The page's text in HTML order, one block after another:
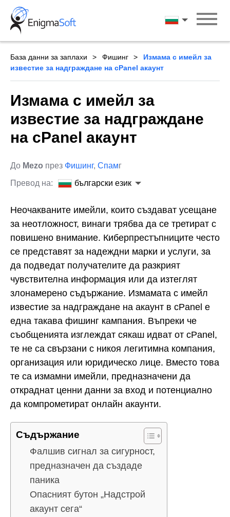
Skip
content
български
База данни за заплахи Фишинг
Измама с имейл за
известие за надграждане на cPanel акаунт
Измама с имейл за
известие за надграждане
на cPanel акаунт
До Mezo през Фишинг, Спамг
Превод на:
български език
Неочакваните имейли, които създават усещане
за неотложност, винаги трябва да се третират с
повишено внимание. Киберпрестъпниците често
се представят за надеждни марки и услуги, за
да подведат получателите да разкрият
чувствителна информация или да изтеглят
злонамерено съдържание. Измамата с имейл
известие за надграждане на акаунт в cPanel е
една такава фишинг кампания. Въпреки че
съобщенията изглеждат сякаш идват от cPanel,
те не са свързани с никоя легитимна компания,
организация или юридическо лице. Вместо това
те са измамни имейли, предназначени да
откраднат ценни данни за вход и потенциално
да компрометират онлайн акаунти.
Съдържание
Фалшив сигнал за сигурност,
предназначен да създаде
паника
Опасният бутон „Надстрой
акаунт сега“